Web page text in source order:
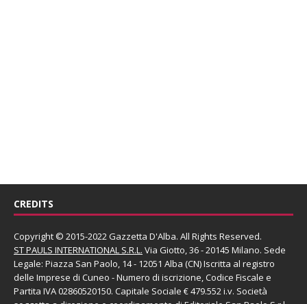
CREDITS
Copyright © 2015-2022 Gazzetta D'Alba. All Rights Reserved.
ST PAULS INTERNATIONAL S.R.L. Via Giotto, 36 - 20145 Milano. Sede
Legale: Piazza San Paolo, 14 - 12051 Alba (CN) Iscritta al registro
delle Imprese di Cuneo - Numero di iscrizione, Codice Fiscale e
Partita IVA 02860520150. Capitale Sociale € 479.552 i.v. Società